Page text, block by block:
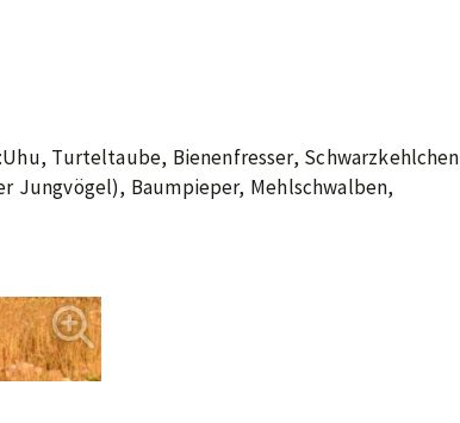
Turteltaube, Bienenfresser, Schwarzkehlchen
Baumpieper, Mehlschwalben,